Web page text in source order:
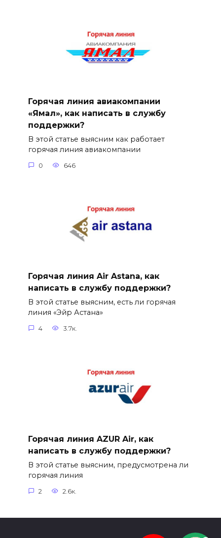
Горячая линия авиакомпании
«Ямал», как написать в службу
поддержки?
В этой статье выясним как работает
горячая линия авиакомпании
0 646
Горячая линия Air Astana, как
написать в службу поддержки?
В этой статье выясним, есть ли горячая
линия «Эйр Астана»
4 3.7к.
Горячая линия AZUR Air, как
написать в службу поддержки?
В этой статье выясним, предусмотрена ли
горячая линия
2 2.6к.